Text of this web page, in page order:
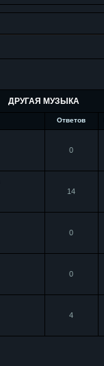
ДРУГАЯ МУЗЫКА
Ответов
0
14
0
0
4